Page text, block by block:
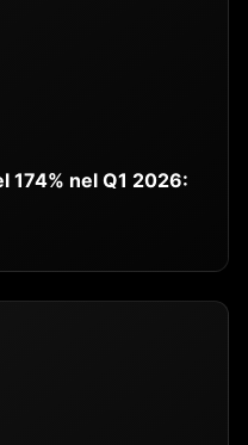
174% nel Q1 2026: